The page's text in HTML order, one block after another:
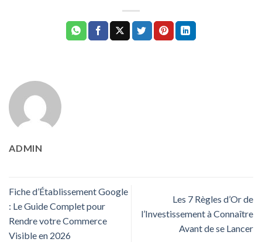
ADMIN
Fiche d’Établissement Google
: Le Guide Complet pour
Rendre votre Commerce
Visible en 2026
Les 7 Règles d’Or de
l’Investissement à Connaître
Avant de se Lancer